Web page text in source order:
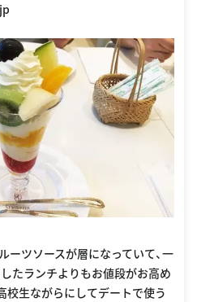
ーツソースが層になっていて、一
たランチよりもお値段がお高め
高校生ながらにしてデートで使う